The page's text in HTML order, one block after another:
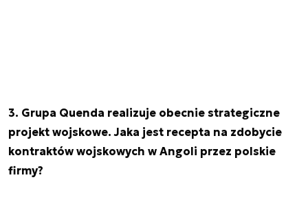
3. Grupa Quenda realizuje obecnie strategiczne
projekt wojskowe. Jaka jest recepta na zdobycie
kontraktów wojskowych w Angoli przez polskie
firmy?